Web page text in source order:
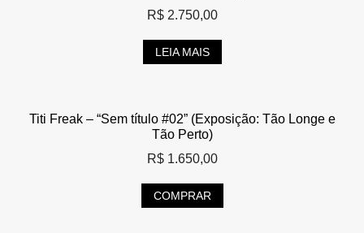
R$2.750,00
LEIA MAIS
Titi Freak – “Sem título #02” (Exposição: Tão Longe e
Tão Perto)
R$1.650,00
COMPRAR